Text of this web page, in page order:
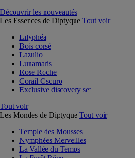
Découvrir les nouveautés
Les Essences de Diptyque Tout voir
Lilyphéa
Bois corsé
Lazulio
Lunamaris
Rose Roche
Corail Oscuro
Exclusive discovery set
Tout voir
Les Mondes de Diptyque Tout voir
Temple des Mousses
Nymphées Merveilles
La Vallée du Temps